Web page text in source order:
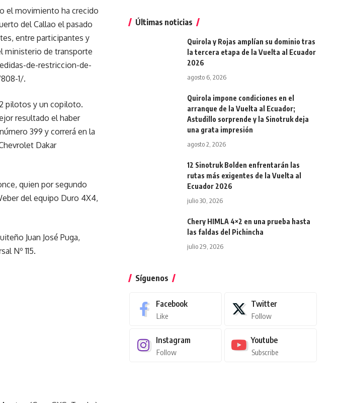
el movimiento ha crecido
del Callao el pasado
entre participantes y
ministerio de transporte
de-restriccion-de-
1/.
pilotos y un copiloto.
resultado el haber
399 y correrá en la
Dakar
quien por segundo
del equipo Duro 4X4,
Juan José Puga,
Nº 115.
Últimas noticias
Quirola y Rojas amplían su dominio tras
la tercera etapa de la Vuelta al Ecuador
2026
agosto 6, 2026
Quirola impone condiciones en el
arranque de la Vuelta al Ecuador;
Astudillo sorprende y la Sinotruk deja
una grata impresión
agosto 2, 2026
12 Sinotruk Bolden enfrentarán las
rutas más exigentes de la Vuelta al
Ecuador 2026
julio 30, 2026
Chery HIMLA 4×2 en una prueba hasta
las faldas del Pichincha
julio 29, 2026
Síguenos
Facebook
Like
Twitter
Follow
Instagram
Follow
Youtube
Subscribe